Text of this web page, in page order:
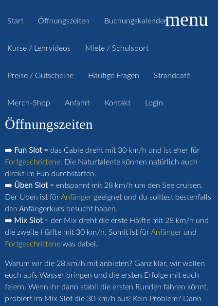
Start Öffnungszeiten Buchungskalender
Kurse / Lehrvideos Miete / Schulsport
Preise / Gutscheine Häufige Fragen Strandcafé
Merch-Shop Anfahrt Kontakt Login
menu
Öffnungszeiten
➡️ Fun Slot= das Cable dreht mit 30 km/h und ist eher für
Fortgeschrittene. Die Naturtalente können natürlich auch
direkt im Fun durchstarten.
➡️ Üben Slot= entspannt mit 28 km/h um den See cruisen.
Der Üben ist fürAnfänger geeignet und du solltest bestenfalls
den Anfängerkurs besucht haben.
➡️ Mix Slot= der Mix dreht die erste Hälfte mit 28 km/h und
die zweite Hälfte mit 30 km/h. Somit ist fürAnfänger und
Fortgeschrittene was dabei.
Warum wir die 28 km/h mit anbieten? Ganz klar, wir wollen
euch aufs Wasser bringen und die ersten Erfolge mit euch
feiern. Wenn ihr dann stabil die ersten Runden fahren könnt,
probiert im Mix Slot die 30 km/h aus! Kein Problem? Dann